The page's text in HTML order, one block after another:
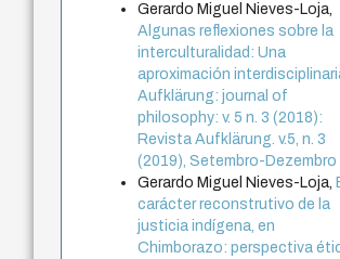
Gerardo Miguel Nieves-Loja,
Algunas reflexiones sobre la
interculturalidad: Una
aproximación
Aufklärung: journal of
philosophy: v. 5 n. 3 (2018):
Revista Aufklärung. v.5, n. 3
(2019), Setembro-Dezembro
Gerardo Miguel Nieves-Loja,
carácter reconstrutivo de la
justicia indígena, en
Chimborazo: perspectiva